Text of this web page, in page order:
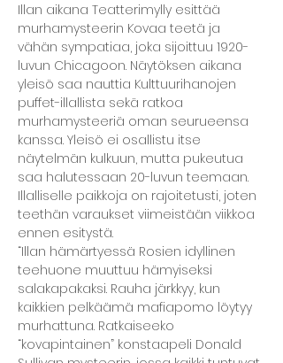
Illan aikana Teatterimylly esittää
murhamysteerin Kovaa teetä ja
vähän sympatiaa, joka sijoittuu 1920-
luvun Chicagoon. Näytöksen aikana
yleisö saa nauttia Kulttuurihanojen
puffet-illallista sekä ratkoa
murhamysteeriä oman seurueensa
kanssa. Yleisö ei osallistu itse
näytelmän kulkuun, mutta pukeutua
saa halutessaan 20-luvun teemaan.
Illalliselle paikkoja on rajoitetusti, joten
teethän varaukset viimeistään viikkoa
ennen esitystä.
“Illan hämärtyessä Rosien idyllinen
teehuone muuttuu hämyiseksi
salakapakaksi. Rauha järkkyy, kun
kaikkien pelkäämä mafiapomo löytyy
murhattuna. Ratkaiseeko
“kovapintainen” konstaapeli Donald